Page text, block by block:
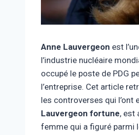
Anne Lauvergeon est
l’industrie nucléaire
occupé le poste de PDG
l’entreprise. Cet article
les controverses qui l’ont
Lauvergeon fortune, est
femme qui a figuré parmi